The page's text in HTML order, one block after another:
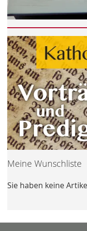
Meine Wunschliste
Sie haben keine